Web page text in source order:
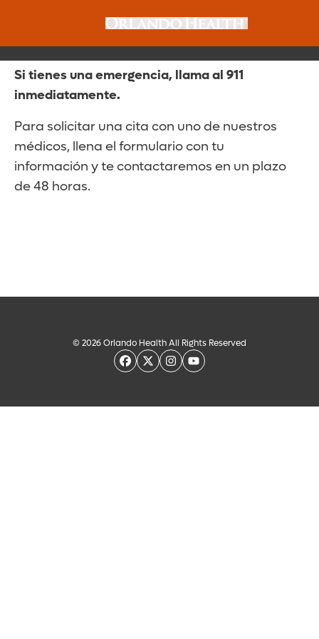
Solicita Una Cita
Si tienes una emergencia, llama al 911
inmediatamente.
Para solicitar una cita con uno de nuestros
médicos, llena el formulario con tu
información y te contactaremos en un plazo
de 48 horas.
© 2026 Orlando Health All Rights Reserved